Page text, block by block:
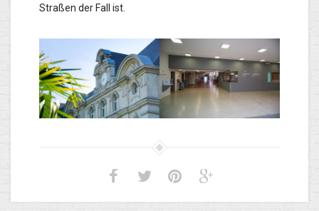
Straßen der Fall ist.